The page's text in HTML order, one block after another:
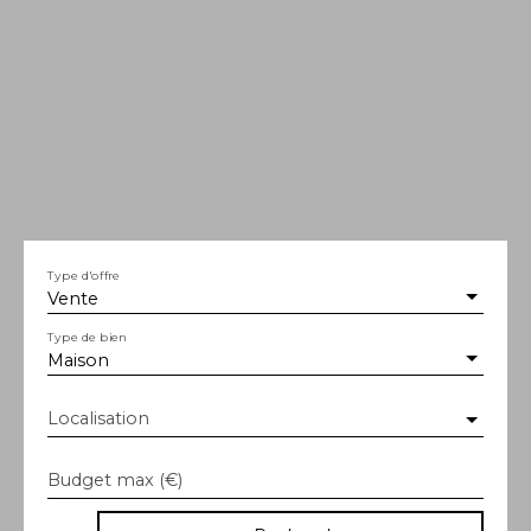
Vente
Type d'offre
Maison
Type de bien
Localisation
Budget max (€)